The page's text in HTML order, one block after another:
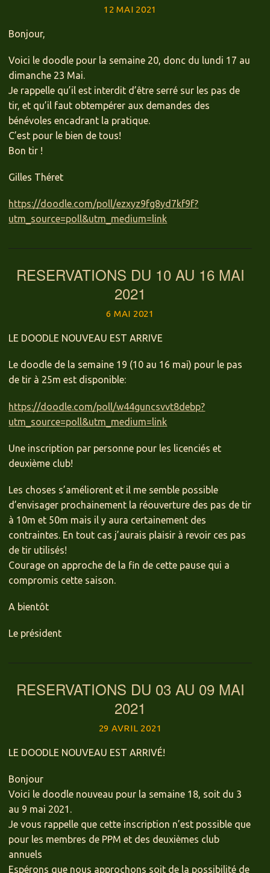
12 MAI 2021
Bonjour,
Voici le doodle pour la semaine 20, donc du lundi 17 au
dimanche 23 Mai.
Je rappelle qu’il est interdit d’être serré sur les pas de
tir, et qu’il faut obtempérer aux demandes des
bénévoles encadrant la pratique.
C’est pour le bien de tous!
Bon tir !
Gilles Théret
https://doodle.com/poll/ezxyz9fg8yd7kf9f?
utm_source=poll&utm_medium=link
RESERVATIONS DU 10 AU 16 MAI
2021
6 MAI 2021
LE DOODLE NOUVEAU EST ARRIVE
Le doodle de la semaine 19 (10 au 16 mai) pour le pas
de tir à 25m est disponible:
https://doodle.com/poll/w44guncsvvt8debp?
utm_source=poll&utm_medium=link
Une inscription par personne pour les licenciés et
deuxième club!
Les choses s’améliorent et il me semble possible
d’envisager prochainement la réouverture des pas de tir
à 10m et 50m mais il y aura certainement des
contraintes. En tout cas j’aurais plaisir à revoir ces pas
de tir utilisés!
Courage on approche de la fin de cette pause qui a
compromis cette saison.
A bientôt
Le président
RESERVATIONS DU 03 AU 09 MAI
2021
29 AVRIL 2021
LE DOODLE NOUVEAU EST ARRIVÉ!
Bonjour
Voici le doodle nouveau pour la semaine 18, soit du 3
au 9 mai 2021.
Je vous rappelle que cette inscription n’est possible que
pour les membres de PPM et des deuxièmes club
annuels
Espérons que nous approchons soit de la possibilité de